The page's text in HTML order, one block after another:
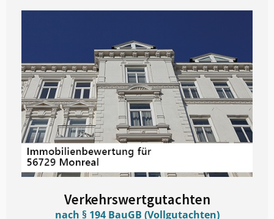
Verkehrswertgutachten
nach § 194 BauGB (Vollgutachten)